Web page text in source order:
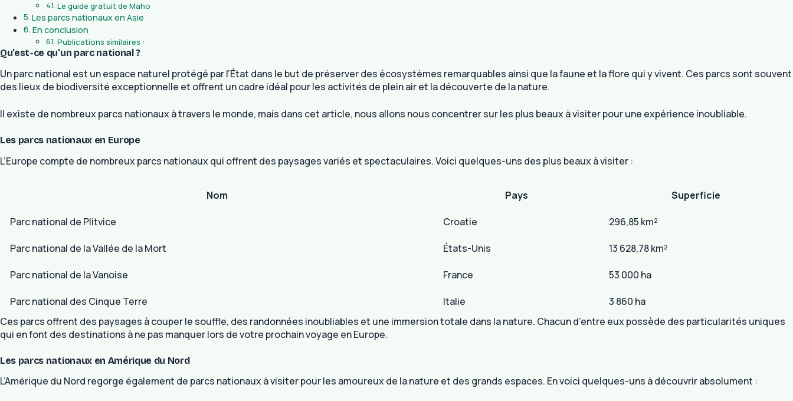
Le guide gratuit de Maho
Les parcs nationaux en Asie
En conclusion
Publications similaires :
Qu’est-ce qu’un parc national ?
Un parc national est un espace naturel protégé par l’État dans le but de préserver des écosystèmes remarquables ainsi que la faune et la flore qui y vivent. Ces parcs sont souvent
des lieux de biodiversité exceptionnelle et offrent un cadre idéal pour les activités de plein air et la découverte de la nature.
Il existe de nombreux parcs nationaux à travers le monde, mais dans cet article, nous allons nous concentrer sur les plus beaux à visiter pour une expérience inoubliable.
Les parcs nationaux en Europe
L’Europe compte de nombreux parcs nationaux qui offrent des paysages variés et spectaculaires. Voici quelques-uns des plus beaux à visiter :
Nom Pays Superficie
Parc national de Plitvice Croatie 296,85 km²
Parc national de la Vallée de la Mort États-Unis 13 628,78 km²
Parc national de la Vanoise France 53 000 ha
Parc national des Cinque Terre Italie
3 860 ha
Ces parcs offrent des paysages à couper le souffle, des randonnées inoubliables et une immersion totale dans la nature. Chacun d’entre eux possède des particularités uniques
qui en font des destinations à ne pas manquer lors de votre prochain voyage en Europe.
Les parcs nationaux en Amérique du Nord
L’Amérique du Nord regorge également de parcs nationaux à visiter pour les amoureux de la nature et des grands espaces. En voici quelques-uns à découvrir absolument :